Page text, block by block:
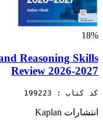
18%
Reasoning Skills
Review 2026-2027
کد کتاب : 199223
انتشارات Kaplan